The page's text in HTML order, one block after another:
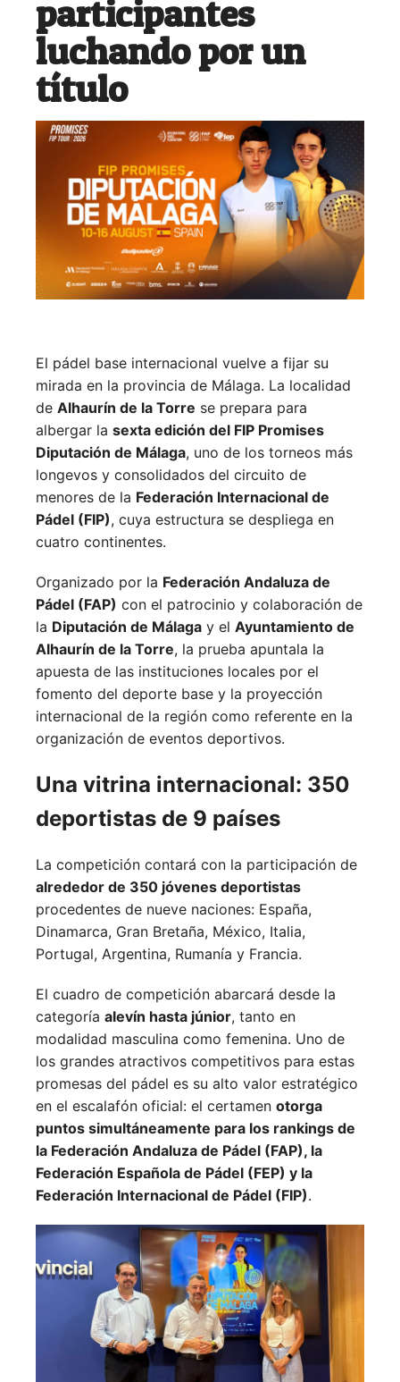
participantes
luchando por un
título
El pádel base internacional vuelve a fijar su
mirada en la provincia de Málaga. La localidad
de Alhaurín de la Torre se prepara para
albergar la sexta edición del FIP Promises
Diputación de Málaga, uno de los torneos más
longevos y consolidados del circuito de
menores de la Federación Internacional de
Pádel (FIP), cuya estructura se despliega en
cuatro continentes.
Organizado por la Federación Andaluza de
Pádel (FAP) con el patrocinio y colaboración de
la Diputación de Málaga y el Ayuntamiento de
Alhaurín de la Torre, la prueba apuntala la
apuesta de las instituciones locales por el
fomento del deporte base y la proyección
internacional de la región como referente en la
organización de eventos deportivos.
Una vitrina internacional: 350
deportistas de 9 países
La competición contará con la participación de
alrededor de 350 jóvenes deportistas
procedentes de nueve naciones: España,
Dinamarca, Gran Bretaña, México, Italia,
Portugal, Argentina, Rumanía y Francia.
El cuadro de competición abarcará desde la
categoría alevín hasta júnior, tanto en
modalidad masculina como femenina. Uno de
los grandes atractivos competitivos para estas
promesas del pádel es su alto valor estratégico
en el escalafón oficial: el certamen otorga
puntos simultáneamente para los rankings de
la Federación Andaluza de Pádel (FAP), la
Federación Española de Pádel (FEP) y la
Federación Internacional de Pádel (FIP).